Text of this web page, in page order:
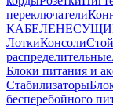
переключатели
ЛоткиКонсоли
распределительные
Блоки питания и
Стабилизаторы
бесперебойного